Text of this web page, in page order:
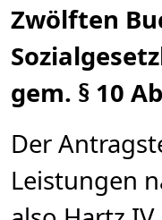
Zwölften
gem. § 10
Der
Leistungen